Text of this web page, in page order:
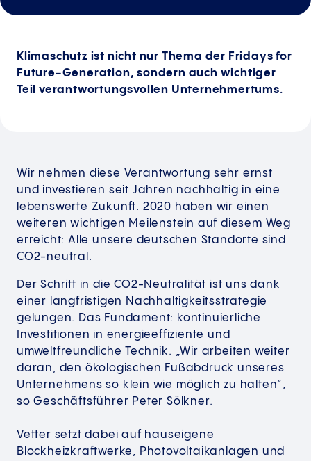
Klimaschutz ist nicht nur Thema der Fridays for
Future-Generation, sondern auch wichtiger
Teil verantwortungsvollen Unternehmertums.
Wir nehmen diese Verantwortung sehr ernst
und investieren seit Jahren nachhaltig in eine
lebenswerte Zukunft. 2020 haben wir einen
weiteren wichtigen Meilenstein auf diesem Weg
erreicht: Alle unsere deutschen Standorte sind
CO2-neutral.
Der Schritt in die CO2-Neutralität ist uns dank
einer langfristigen Nachhaltigkeitsstrategie
gelungen. Das Fundament: kontinuierliche
Investitionen in energieeffiziente und
umweltfreundliche Technik. „Wir arbeiten weiter
daran, den ökologischen Fußabdruck unseres
Unternehmens so klein wie möglich zu halten“,
so Geschäftsführer Peter Sölkner.
Vetter setzt dabei auf hauseigene
Blockheizkraftwerke, Photovoltaikanlagen und